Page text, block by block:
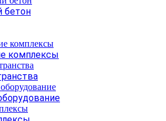
бетон
комплексы